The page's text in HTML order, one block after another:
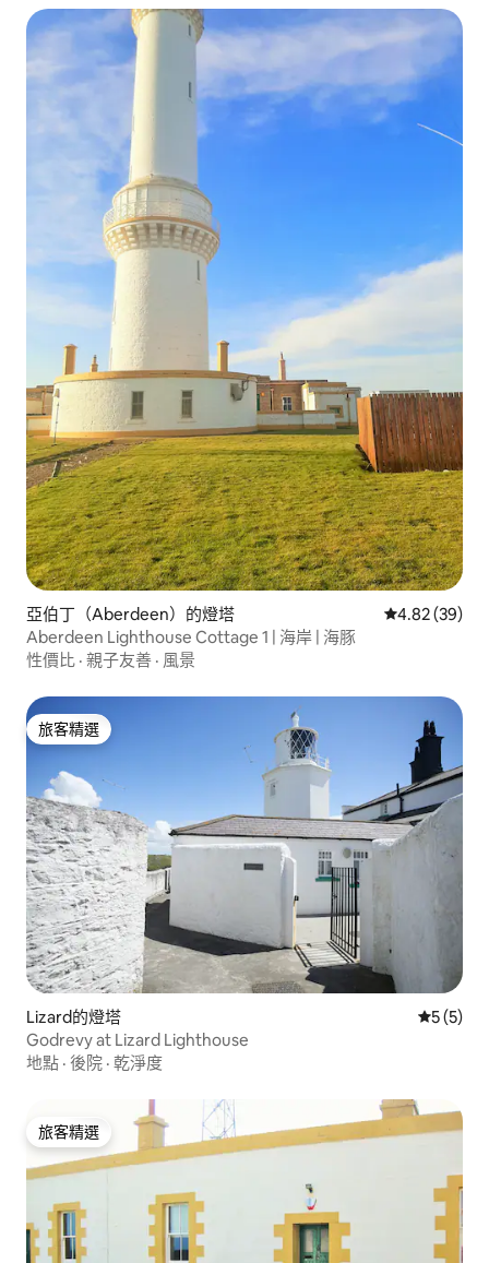
亞伯丁（Aberdeen）的燈塔 從 39 則評價
4.82 (39)
Aberdeen Lighthouse Cottage 1 | 海岸 | 海豚
性價比 · 親子友善 · 風景
旅客精選
旅客精選
Lizard的燈塔 從 5 則評
5 (5)
Godrevy at Lizard Lighthouse
地點 · 後院 · 乾淨度
旅客精選
旅客精選